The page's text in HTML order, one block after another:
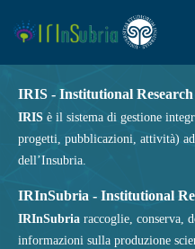
IRIS - Institutional
IRIS è il sistema di gestione
progetti, pubblicazioni, attività)
dell’Insubria.
IRInSubria - Institutional
IRInSubria raccoglie, conserva,
informazioni sulla produzione